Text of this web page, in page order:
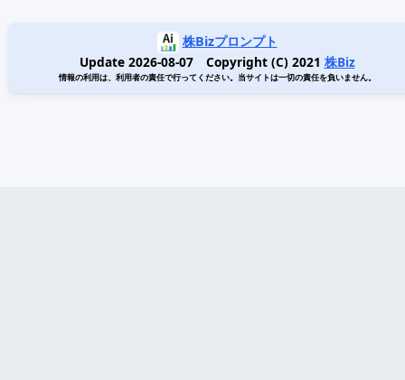
株Bizプロンプト
Update 2026-08-07 Copyright (C) 2021 株Biz
情報の利用は、利用者の責任で行ってください。当サイトは一切の責任を負いません。